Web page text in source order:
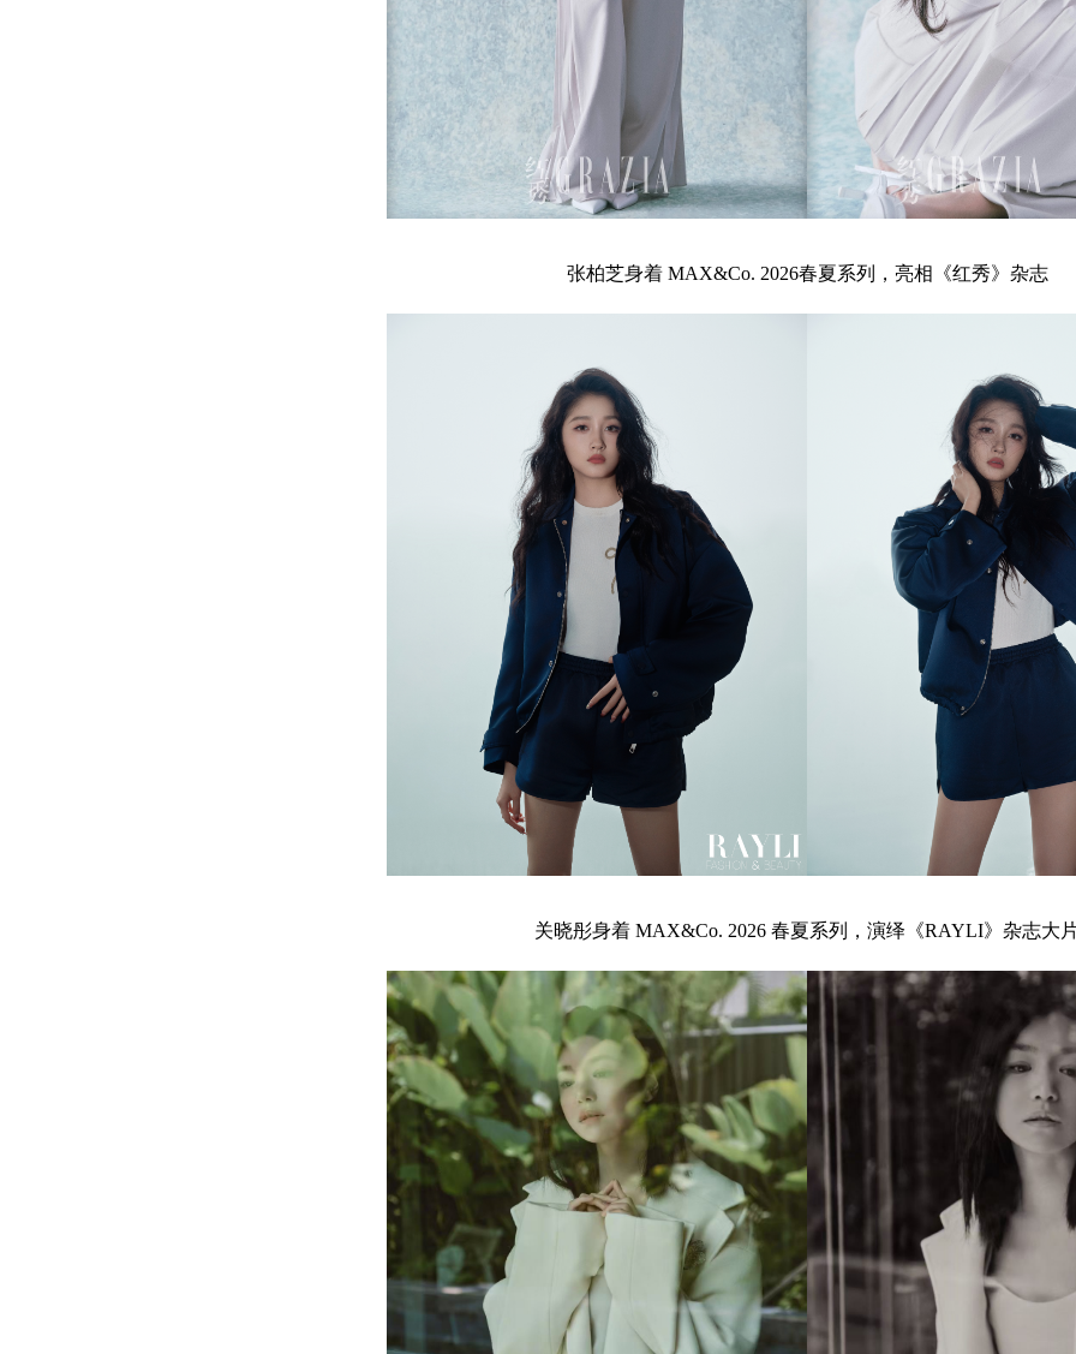
张柏芝身着 MAX&Co. 2026春夏系列，亮相《红秀》杂志
关晓彤身着 MAX&Co. 2026 春夏系列，演绎《RAYLI》杂志大